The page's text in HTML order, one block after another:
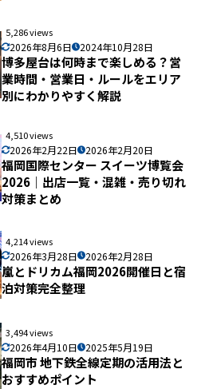
5,286 views
2026年8月6日 2024年10月28日
博多屋台は何時まで楽しめる？営
業時間・営業日・ルールをエリア
別にわかりやすく解説
4,510 views
2026年2月22日 2026年2月20日
福岡国際センター スイーツ博覧会
2026｜出店一覧・混雑・売り切れ
対策まとめ
4,214 views
2026年3月28日 2026年2月28日
嵐とドリカム福岡2026開催日と宿
泊対策完全整理
3,494 views
2026年4月10日 2025年5月19日
福岡市 地下鉄全線定期の活用法と
おすすめポイント